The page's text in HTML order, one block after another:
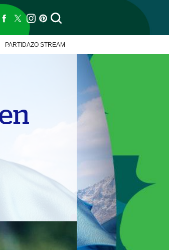
PARTIDAZO STREAM